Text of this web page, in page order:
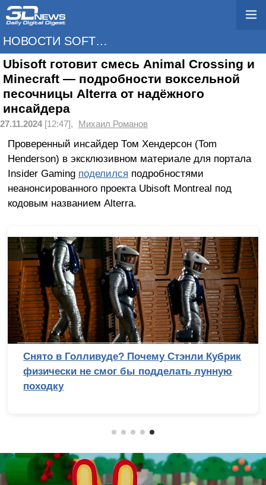
НОВОСТИ SOFTWARE
Ubisoft готовит смесь Animal Crossing и
Minecraft — подробности воксельной
песочницы Alterra от надёжного
инсайдера
27.11.2024[12:47], Михаил Романов
Проверенный инсайдер Том Хендерсон (Tom
Henderson) в эксклюзивном материале для портала
Insider Gaming поделился подробностями
неанонсированного проекта Ubisoft Montreal под
кодовым названием Alterra.
Снято в Голливуде? Почему Стэнли Кубрик
физически не смог бы подделать лунную
походку